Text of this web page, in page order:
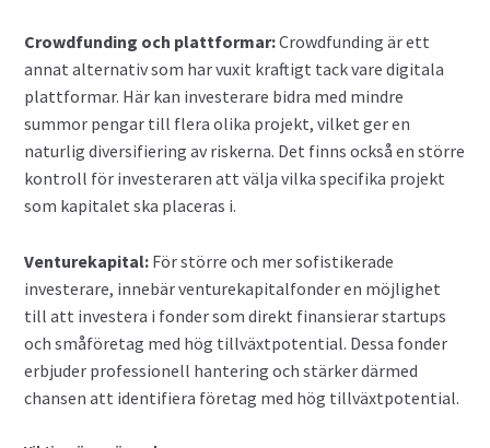
Crowdfunding och plattformar:Crowdfunding är ett
annat alternativ som har vuxit kraftigt tack vare digitala
plattformar. Här kan investerare bidra med mindre
summor pengar till flera olika projekt, vilket ger en
naturlig diversifiering av riskerna. Det finns också en större
kontroll för investeraren att välja vilka specifika projekt
som kapitalet ska placeras i.
Venturekapital: För större och mer sofistikerade
investerare, innebär venturekapitalfonder en möjlighet
till att investera i fonder som direkt finansierar startups
och småföretag med hög tillväxtpotential. Dessa fonder
erbjuder professionell hantering och stärker därmed
chansen att identifiera företag med hög tillväxtpotential.